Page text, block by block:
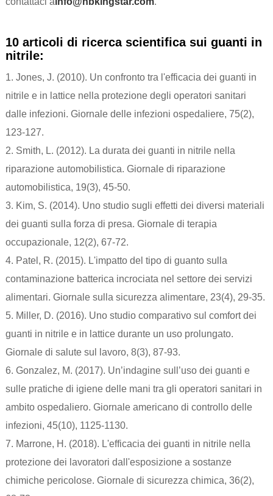
10 articoli di ricerca scientifica sui guanti in
nitrile:
1. Jones, J. (2010). Un confronto tra l'efficacia dei guanti in
nitrile e in lattice nella protezione degli operatori sanitari
dalle infezioni. Giornale delle infezioni ospedaliere, 75(2),
123-127.
2. Smith, L. (2012). La durata dei guanti in nitrile nella
riparazione automobilistica. Giornale di riparazione
automobilistica, 19(3), 45-50.
3. Kim, S. (2014). Uno studio sugli effetti dei diversi materiali
dei guanti sulla forza di presa. Giornale di terapia
occupazionale, 12(2), 67-72.
4. Patel, R. (2015). L'impatto del tipo di guanto sulla
contaminazione batterica incrociata nel settore dei servizi
alimentari. Giornale sulla sicurezza alimentare, 23(4), 29-35.
5. Miller, D. (2016). Uno studio comparativo sul comfort dei
guanti in nitrile e in lattice durante un uso prolungato.
Giornale di salute sul lavoro, 8(3), 87-93.
6. Gonzalez, M. (2017). Un’indagine sull’uso dei guanti e
sulle pratiche di igiene delle mani tra gli operatori sanitari in
ambito ospedaliero. Giornale americano di controllo delle
infezioni, 45(10), 1125-1130.
7. Marrone, H. (2018). L'efficacia dei guanti in nitrile nella
protezione dei lavoratori dall'esposizione a sostanze
chimiche pericolose. Giornale di sicurezza chimica, 36(2),